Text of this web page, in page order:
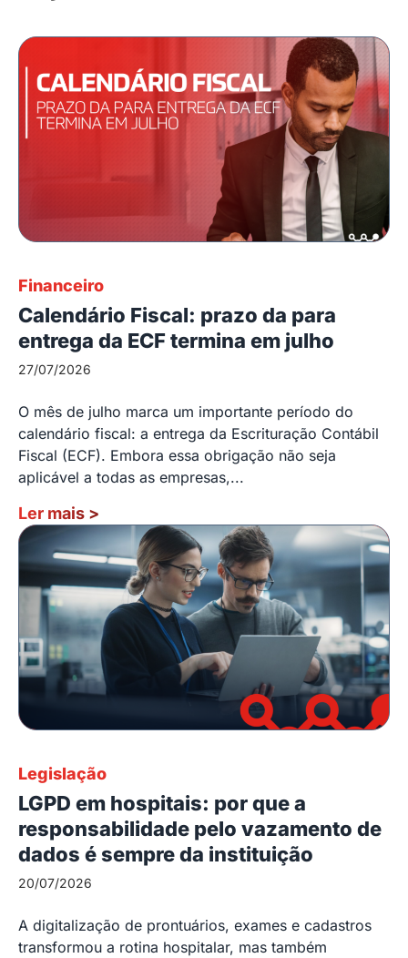
Financeiro
Calendário Fiscal: prazo da para
entrega da ECF termina em julho
27/07/2026
O mês de julho marca um importante período do
calendário fiscal: a entrega da Escrituração Contábil
Fiscal (ECF). Embora essa obrigação não seja
aplicável a todas as empresas,...
Ler mais >
Legislação
LGPD em hospitais: por que a
responsabilidade pelo vazamento de
dados é sempre da instituição
20/07/2026
A digitalização de prontuários, exames e cadastros
transformou a rotina hospitalar, mas também